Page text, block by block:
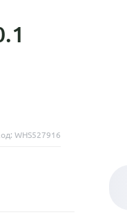
WHS527916